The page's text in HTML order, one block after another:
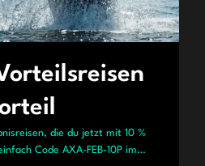
die du jetzt mit 10 %
Code AXA-FEB-10P im